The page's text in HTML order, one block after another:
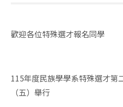
歡迎各位特殊選才報名同學
115年度民族學學系特殊選才第
（五）舉行